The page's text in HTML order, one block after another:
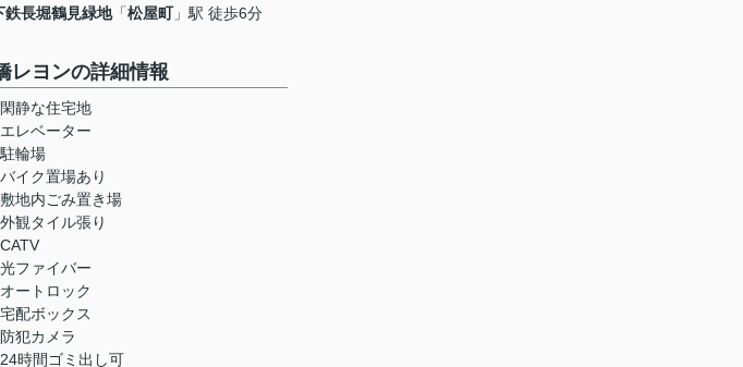
鉄長堀鶴見緑地「松屋町」駅 徒歩6分
レヨンの詳細情報
閑静な住宅地
エレベーター
駐輪場
バイク置場あり
敷地内ごみ置き場
外観タイル張り
CATV
光ファイバー
オートロック
宅配ボックス
防犯カメラ
24時間ゴミ出し可